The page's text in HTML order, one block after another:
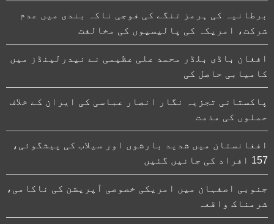
برطانیہ کی ہرمز تنگے کی فوجی ناکہ بندی میں عدم
شرکت، امریکہ کی پالیسیوں کی مخالفت
افغان باڈی بلڈر محمد علی عظیمی نے نیدرلینڈز میں
کامیابی حاصل کی
پاکستانی تجزیہ نگار انصار عباسی کی ایران کے خلاف
حملوں کی مذمت
افغانستان میں شدید بارشوں اور سیلاب کی پیشگوئی،
157 افراد کی جانیں گئیں
جنوبی اصفہان میں امریکی خصوصی آپریشن کی ناکامی،
شرمناک واقعہ